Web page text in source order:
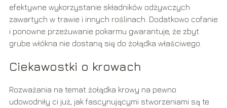
efektywne wykorzystanie składników odżywczych
zawartych w trawie i innych roślinach. Dodatkowo cofanie
i ponowne przeżuwanie pokarmu gwarantuje, że zbyt
grube włókna nie dostaną się do żołądka właściwego.
Ciekawostki o krowach
Rozważania na temat żołądka krowy na pewno
udowodniły ci już, jak fascynującymi stworzeniami są te